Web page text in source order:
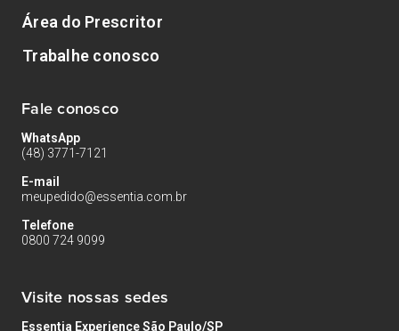
Área do Prescritor
Trabalhe conosco
Fale conosco
WhatsApp
(48) 3771-7121
E-mail
meupedido@essentia.com.br
Telefone
0800 724 9099
Visite nossas sedes
Essentia Experience São Paulo/SP